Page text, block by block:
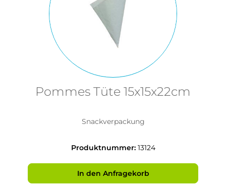
Pommes Tüte 15x15x22cm
Snackverpackung
Produktnummer: 13124
In den Anfragekorb